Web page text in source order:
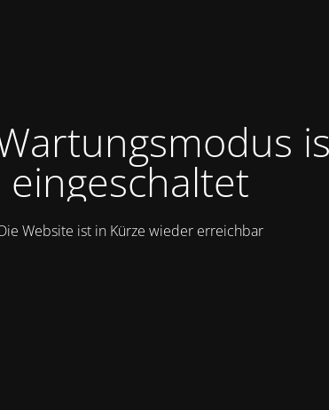
eingeschaltet
Website ist in Kürze wieder erreichbar